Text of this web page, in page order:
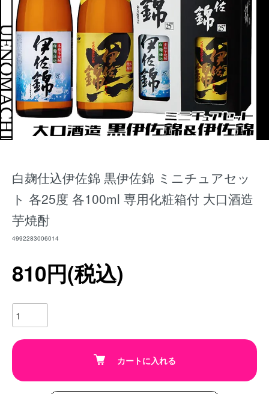
白麹仕込伊佐錦 黒伊佐錦 ミニチュアセッ
ト 各25度 各100ml 専用化粧箱付 大口酒造
芋焼酎
4992283006014
810円(税込)
カートに入れる